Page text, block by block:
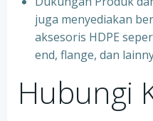
juga menyediakan
aksesoris HDPE
end, flange, dan
Hubungi